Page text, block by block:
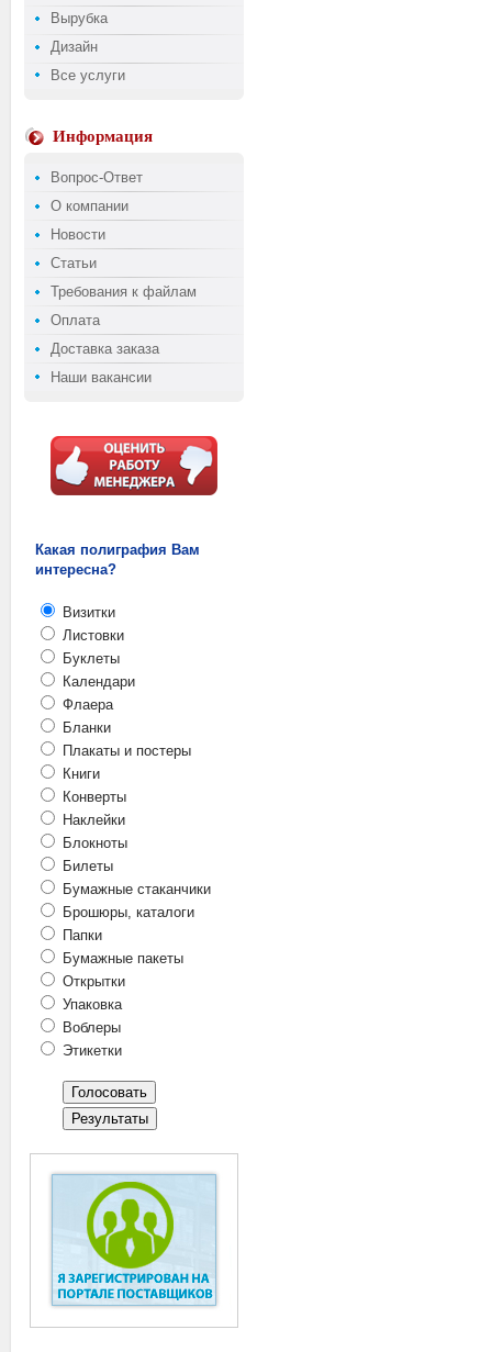
Вырубка
Дизайн
Все услуги
Информация
Вопрос-Ответ
О компании
Новости
Статьи
Требования к файлам
Оплата
Доставка заказа
Наши вакансии
Какая полиграфия Вам
интересна?
Визитки
Листовки
Буклеты
Календари
Флаера
Бланки
Плакаты и постеры
Книги
Конверты
Наклейки
Блокноты
Билеты
Бумажные стаканчики
Брошюры, каталоги
Папки
Бумажные пакеты
Открытки
Упаковка
Воблеры
Этикетки